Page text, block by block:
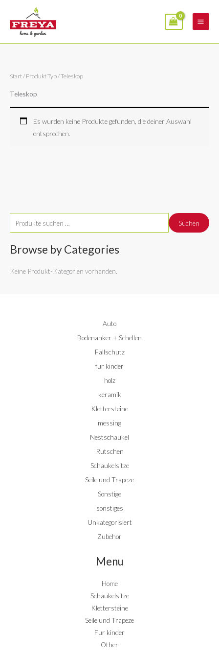
springen
u
c
e
Suchen
Browse by Categories
Keine Produkt-Kategorien vorhanden.
Start/ Produkt Typ / Teleskop
Teleskop
Es wurden keine Produkte gefunden, die deiner Auswahl
entsprechen.
Auto
Bodenanker + Schellen
Fallschutz
fur kinder
holz
keramik
Klettersteine
messing
Nestschaukel
Rutschen
Schaukelsitze
Seile und Trapeze
Sonstige
sonstiges
Unkategorisiert
Zubehor
Menu
Home
Schaukelsitze
Klettersteine
Seile und Trapeze
Fur kinder
Other